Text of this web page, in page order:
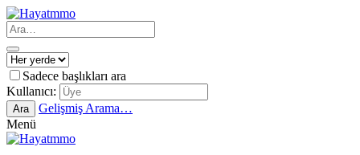
Sadece başlıkları ara
Kullanıcı:
Ara
Gelişmiş Arama…
Menü